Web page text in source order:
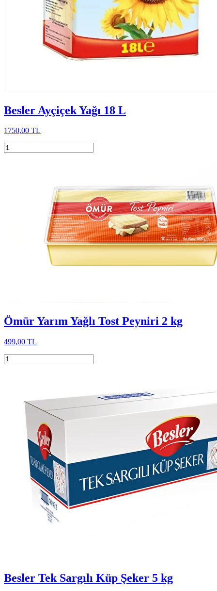
Besler Ayçiçek Yağı 18 L
1750,00 TL
Ömür Yarım Yağlı Tost Peyniri 2 kg
499,00 TL
Besler Tek Sargılı Küp Şeker 5 kg